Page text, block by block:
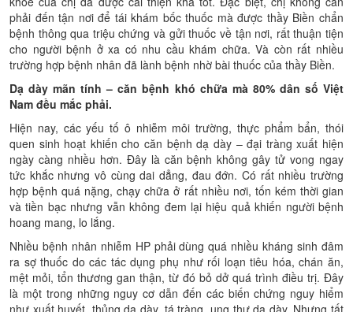
phải đến tận nơi để tái khám bốc thuốc mà được thầy Biền chẩn
bệnh thông qua triệu chứng và gửi thuốc về tận nơi, rất thuận tiện
cho người bệnh ở xa có nhu cầu khám chữa. Và còn rất nhiều
trường hợp bệnh nhân đã lành bệnh nhờ bài thuốc của thầy Biền.
Dạ dày mãn tính – căn bệnh khó chữa mà 80% dân số Việt
Nam đều mắc phải.
Hiện nay, các yếu tố ô nhiễm môi trường, thực phẩm bẩn, thói
quen sinh hoạt khiến cho căn bệnh dạ dày – đại tràng xuất hiện
ngày càng nhiều hơn. Đây là căn bệnh không gây tử vong ngay
tức khắc nhưng vô cùng dai dẳng, đau đớn. Có rất nhiều trường
hợp bệnh quá nặng, chạy chữa ở rất nhiều nơi, tốn kém thời gian
và tiền bạc nhưng vẫn không đem lại hiệu quả khiến người bệnh
hoang mang, lo lắng.
Nhiều bệnh nhân nhiễm HP phải dùng quá nhiều kháng sinh đâm
ra sợ thuốc do các tác dụng phụ như rối loạn tiêu hóa, chán ăn,
mệt mỏi, tổn thương gan thận, từ đó bỏ dở quá trình điều trị. Đây
là một trong những nguy cơ dẫn đến các biến chứng nguy hiểm
như xuất huyết, thủng dạ dày, tá tràng, ung thư dạ dày. Nhưng tất